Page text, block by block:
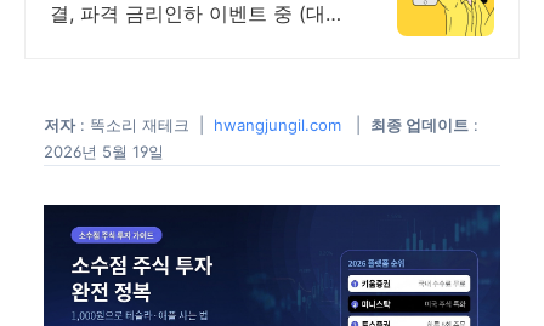
결, 파격 금리인하 이벤트 중 (대환
저자: 똑소리 재테크 | hwangjungil.com 최종 업데이트 :
2026년 5월 19일